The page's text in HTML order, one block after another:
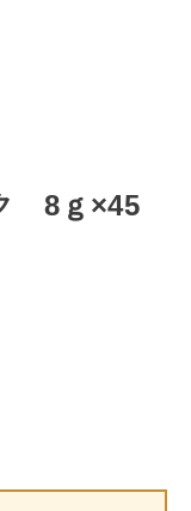
8ｇ×45